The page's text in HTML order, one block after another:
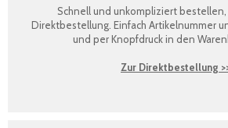
Schnell und unkompliziert
Direktbestellung . Einfach Artikelnummer
und per Knopfdruck in den
Zur Direktbestellung